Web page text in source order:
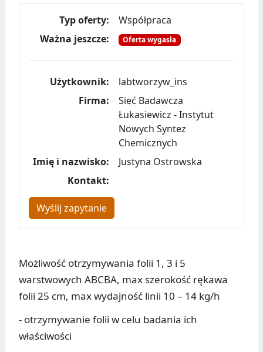
Typ oferty:
Współpraca
Ważna jeszcze:
Oferta wygasła
Użytkownik:
labtworzyw_ins
Firma:
Sieć Badawcza
Łukasiewicz - Instytut
Nowych Syntez
Chemicznych
Imię i nazwisko:
Justyna Ostrowska
Kontakt:
Wyślij zapytanie
Możliwość otrzymywania folii 1, 3 i 5
warstwowych ABCBA, max szerokość rękawa
folii 25 cm, max wydajność linii 10 – 14 kg/h
- otrzymywanie folii w celu badania ich
właściwości